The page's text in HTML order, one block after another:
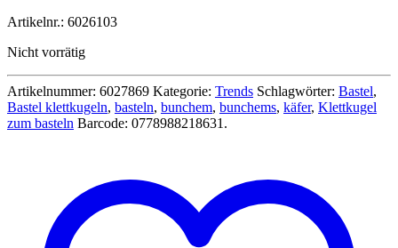
Artikelnr.: 6026103
Nicht vorrätig
Artikelnummer: 6027869 Kategorie: Trends Schlagwörter: Bastel,
Bastel klettkugeln, basteln, bunchem, bunchems, käfer, Klettkugel
zum basteln Barcode: 0778988218631 .